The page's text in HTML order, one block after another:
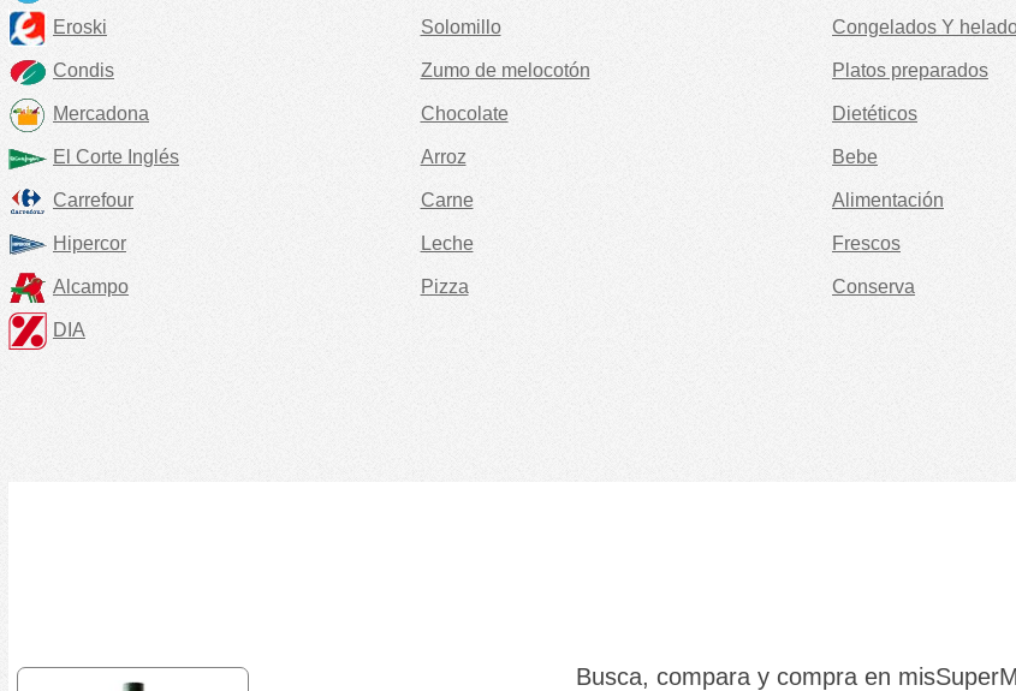
Eroski
Condis
Mercadona
El Corte Inglés
Carrefour
Hipercor
Alcampo
DIA
Solomillo
Zumo de melocotón
Chocolate
Arroz
Carne
Leche
Pizza
Congelados Y
Platos preparados
Dietéticos
Bebe
Alimentación
Frescos
Conserva
Busca, compara y compra en